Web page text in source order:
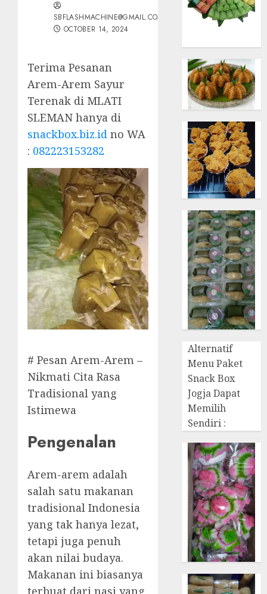
SBFLASHMACHINE@GMAIL.COM
OCTOBER 14, 2024
Terima Pesanan
Arem-Arem Sayur
Terenak di MLATI
SLEMAN hanya di
snackbox.biz.id no WA
: 082223153282
# Pesan Arem-Arem –
Nikmati Cita Rasa
Tradisional yang
Istimewa
Pengenalan
Arem-arem adalah
salah satu makanan
tradisional Indonesia
yang tak hanya lezat,
tetapi juga penuh
akan nilai budaya.
Makanan ini biasanya
terbuat dari nasi yang
Alternatif
Menu Paket
Snack Box
Jogja Dapat
Memilih
Sendiri :